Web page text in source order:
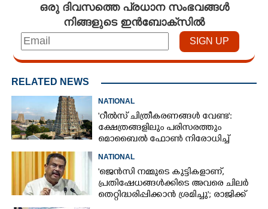
ഒരു ദിവസത്തെ പ്രധാന സംഭവങ്ങൾ
നിങ്ങളുടെ ഇൻബോക്സിൽ
RELATED NEWS
NATIONAL
'റീൽസ് ചിത്രീകരണങ്ങൾ വേണ്ട':
ക്ഷേത്രങ്ങളിലും പരിസരത്തും
മൊബൈൽ ഫോൺ നിരോധിച്ച്
NATIONAL
'ജെൻസി നമ്മുടെ കുട്ടികളാണ്,
പ്രതിഷേധങ്ങൾക്കിടെ അവരെ ചിലർ
തെറ്റിദ്ധരിപ്പിക്കാൻ ശ്രമിച്ചു'; രാജിക്ക്